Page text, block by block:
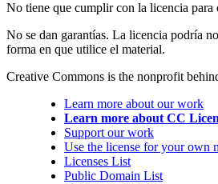
No tiene que cumplir con la licencia para
No se dan garantías. La licencia podría
forma en que utilice el material.
Creative Commons is the nonprofit
Learn more about our work
Learn more about CC
Support our work
Use the license for your own
Licenses List
Public Domain List